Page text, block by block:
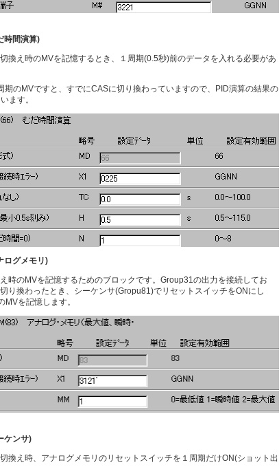
時間演算)
換え時のMVを記憶するとき、１周期(0.5秒)前のデータを入れる必要があ
期のMVですと、すでにCASに切り換わっていますので、PID演算の結果の
ます。
ログメモリ)
時のMVを記憶するためのブロックです。Group31の出力を接続してお
り換わったとき、シーケンサ(Gropu81)でリセットスイッチをONにし
を記憶します。
ケンサ)
換え時、アナログメモリのリセットスイッチを１周期だけON(ショット出